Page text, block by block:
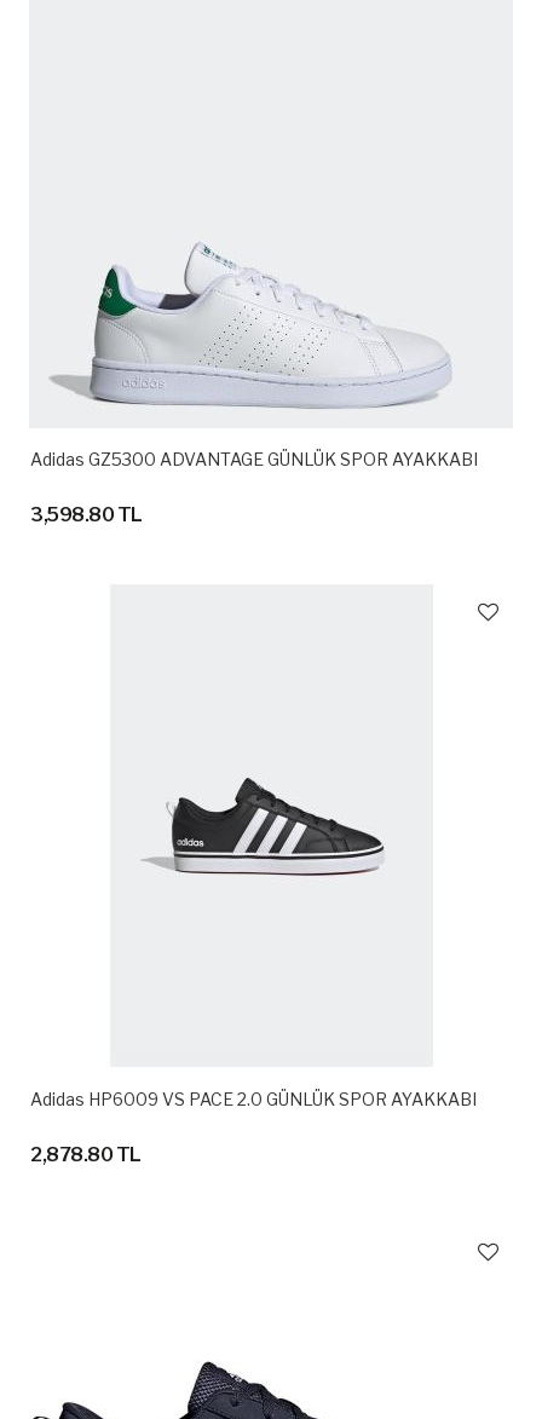
Adidas GZ5300 ADVANTAGE GÜNLÜK SPOR AYAKKABI
3,598.80 TL
Adidas HP6009 VS PACE 2.0 GÜNLÜK SPOR AYAKKABI
2,878.80 TL